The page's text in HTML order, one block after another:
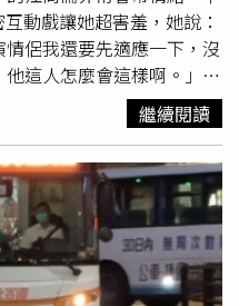
動戲讓她超害羞，她說：
情侶我還要先適應一下，沒
這人怎麼會這樣啊。」不
然，情緒激動摔東西時，
甲已飛掉兩片。申力安首
／星光瑞瑞提供）《Stuck
的心境與內心的掙扎，申
進回憶中，一直忘不掉對
熱戀的情侶互動，及男女
安狂飆英文，江尚儒直接怒
在爭吵演出自然，江尚儒
繼續閱讀